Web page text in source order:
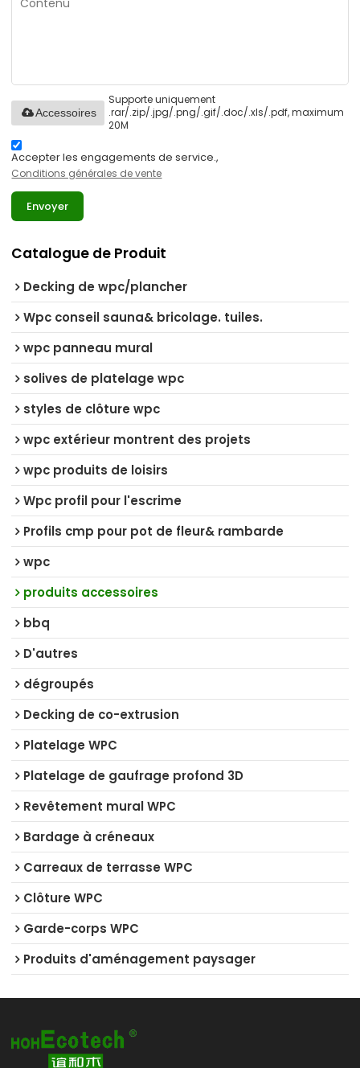
Supporte uniquement
.rar/.zip/.jpg/.png/.gif/.doc/.xls/.pdf, maximum
20M
Accessoires
Accepter les engagements de service.,
Conditions générales de vente
Envoyer
Catalogue de Produit
Decking de wpc/plancher
Wpc conseil sauna& bricolage. tuiles.
wpc panneau mural
solives de platelage wpc
styles de clôture wpc
wpc extérieur montrent des projets
wpc produits de loisirs
Wpc profil pour l'escrime
Profils cmp pour pot de fleur& rambarde
wpc
produits accessoires
bbq
D'autres
dégroupés
Decking de co-extrusion
Platelage WPC
Platelage de gaufrage profond 3D
Revêtement mural WPC
Bardage à créneaux
Carreaux de terrasse WPC
Clôture WPC
Garde-corps WPC
Produits d'aménagement paysager